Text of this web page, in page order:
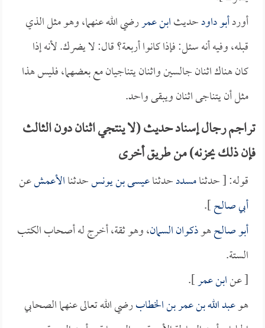
أوردأبو داودحديثابن عمررضي الله عنهما، وهو مثل الذي
قبله، وفيه أنه سئل: فإذا كانوا أربعة؟ قال: لا يضرك. لأنه إذا
كان هناك اثنان جالسين واثنان يتناجيان مع بعضهما، فليس هذا
مثل أن يتناجى اثنان ويبقى واحد.
تراجم رجال إسناد حديث (لا ينتجي اثنان دون الثالث
فإن ذلك يحزنه) من طريق أخرى
قوله: [ حدثنامسددحدثناعيسى بن يونسحدثناالأعمشعن
أبي صالح].
أبو صالحهوذكوان السمان، وهو ثقة، أخرج له أصحاب الكتب
الستة.
[ عنابن عمر].
هوعبد الله بن عمر بن الخطابرضي الله تعالى عنهما الصحابي